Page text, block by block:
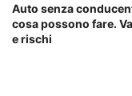
Auto senza
cosa possono fare.
e rischi